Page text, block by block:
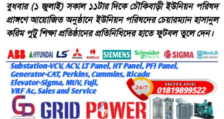
বুধবার (১ জুলাই) সকাল ১১টার দিকে চৌকিবাড়ী ইউনিয়ন পরিষদ
প্রাঙ্গণে আয়োজিত অনুষ্ঠানে ইউনিয়ন পরিষদের চেয়ারম্যান হাসানুল
করিম পুটু শিক্ষা প্রতিষ্ঠানের প্রতিনিধিদের হাতে ফুটবল তুলে দেন।